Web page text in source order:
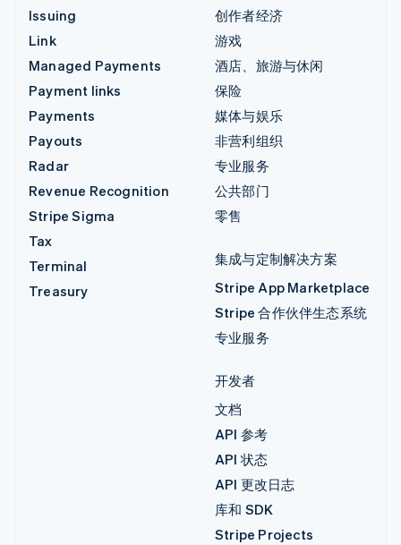
Issuing
Link
Managed Payments
Payment links
Payments
Payouts
Radar
Revenue Recognition
Stripe Sigma
Tax
Terminal
Treasury
创作者经济
游戏
酒店、旅游与休闲
保险
媒体与娱乐
非营利组织
专业服务
公共部门
零售
集成与定制解决方案
Stripe App Marketplace
Stripe 合作伙伴生态系统
专业服务
开发者
文档
API 参考
API 状态
API 更改日志
库和 SDK
Stripe Projects